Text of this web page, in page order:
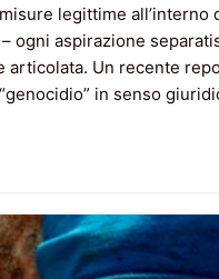
legittime all’interno
ogni aspirazione
articolata. Un recente
in senso